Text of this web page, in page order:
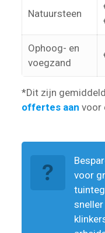
Natuursteen
Ophoog- en
voegzand
*Dit zijn
offertes aan voor
voor
sneller